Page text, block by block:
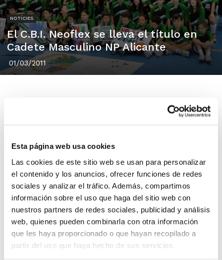
Esta página web usa cookies
Las cookies de este sitio web se usan para personalizar
el contenido y los anuncios, ofrecer funciones de redes
sociales y analizar el tráfico. Además, compartimos
información sobre el uso que haga del sitio web con
nuestros partners de redes sociales, publicidad y análisis
web, quienes pueden combinarla con otra información
que les haya proporcionado o que hayan recopilado a
partir del uso que haya hecho de sus servicios.
NOTÍCIES
El C.B.I. Neoflex se lleva el título en
Cadete Masculino NP Alicante
01/03/2011
en el encuentro de vuelta al EM Pilar de la Horadada
por 17-58.
En el encuentro de ida, los ilicitanos ya ganaron con un
contundente 88-15, una ventaja que han refrendado en
el partido de vuelta.
Consulta todos los calendarios de juego
del resto de Fases Provinciales NP Alicante.